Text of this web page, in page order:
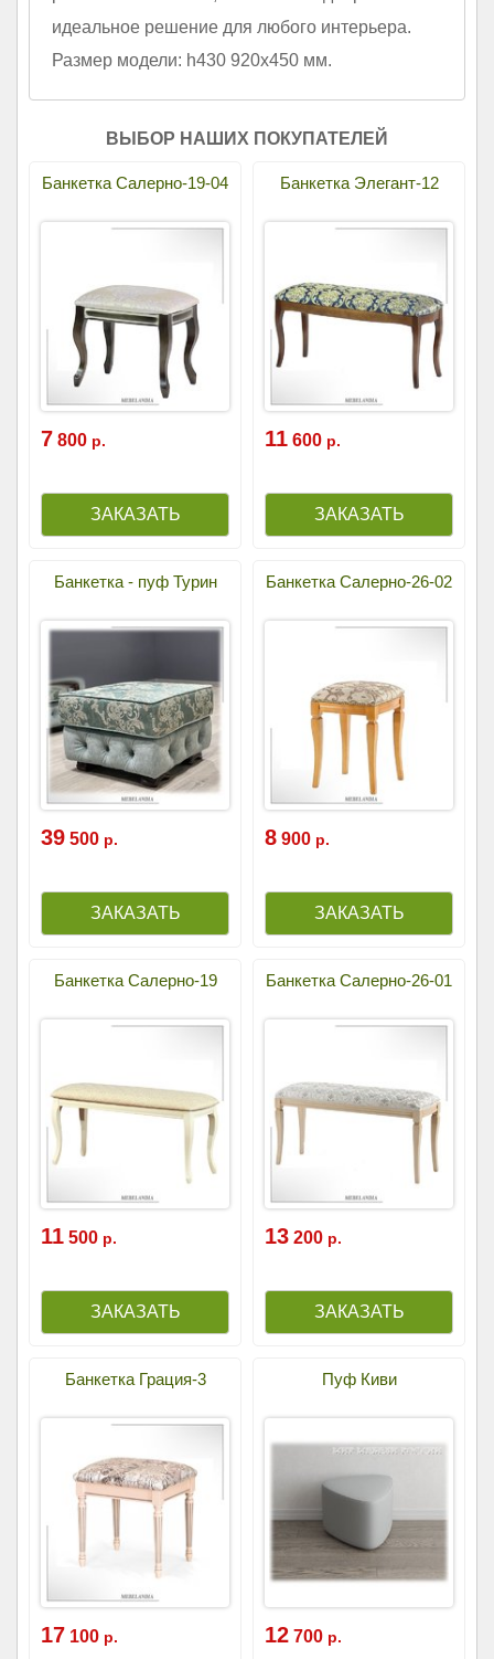
идеальное решение для любого интерьера.
Размер модели: h430 920х450 мм.
ВЫБОР НАШИХ ПОКУПАТЕЛЕЙ
Банкетка Салерно-19-04
7 800 р.
Банкетка Элегант-12
11 600 р.
Банкетка - пуф Турин
39 500 р.
Банкетка Салерно-26-02
8 900 р.
Банкетка Салерно-19
11 500 р.
Банкетка Салерно-26-01
13 200 р.
Банкетка Грация-3
17 100 р.
Пуф Киви
12 700 р.